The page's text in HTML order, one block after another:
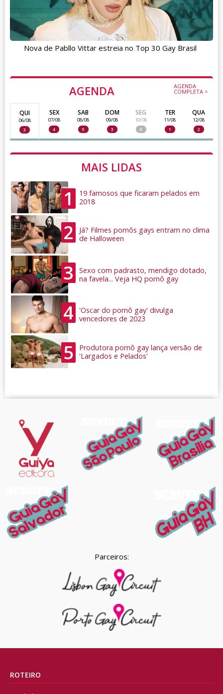
AGENDA AGENDA
COMPLETA >
QUI
06/08
3
SEX
07/08
4
SAB
08/08
5
DOM
09/08
3
SEG
10/08
0
TER
11/08
1
QUA
12/08
2
MAIS LIDAS
1
19 famosos que ficaram pelados em
2018
2
Já? Filmes pornôs gays entram no clima
de Halloween
3
Sexo com padrasto, mendigo dotado,
na favela... Veja HQ pornô gay
4
'Oscar do pornô gay' divulga
vencedores de 2023
5
Produtora pornô gay lança versão de
'Largados e Pelados'
Nova de Pabllo Vittar estreia no Top 30 Gay Brasil
Parceiros:
ROTEIRO